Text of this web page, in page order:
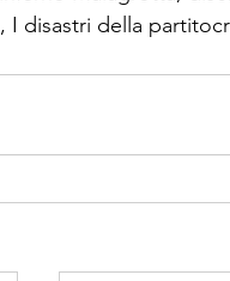
I disastri della